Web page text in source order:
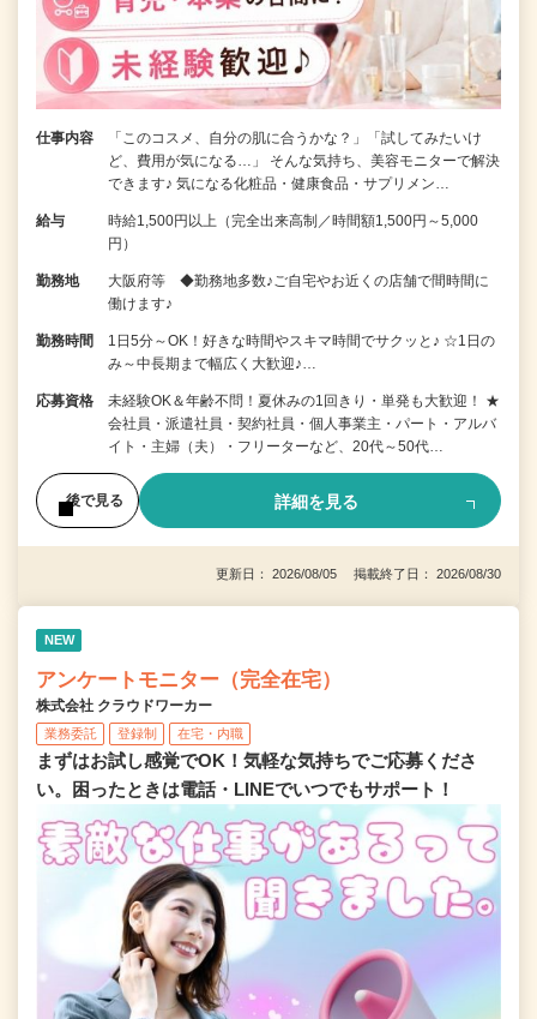
仕事内容
「このコスメ、自分の肌に合うかな？」「試してみたいけ
ど、費用が気になる…」 そんな気持ち、美容モニターで解決
できます♪ 気になる化粧品・健康食品・サプリメン…
給与
時給1,500円以上（完全出来高制／時間額1,500円～5,000
円）
勤務地
大阪府等 ◆勤務地多数♪ご自宅やお近くの店舗で間時間に
働けます♪
勤務時間
1日5分～OK！好きな時間やスキマ時間でサクッと♪ ☆1日の
み～中長期まで幅広く大歓迎♪…
応募資格
未経験OK＆年齢不問！夏休みの1回きり・単発も大歓迎！ ★
会社員・派遣社員・契約社員・個人事業主・パート・アルバ
イト・主婦（夫）・フリーターなど、20代～50代…
後で見る 詳細を見る
更新日： 2026/08/05 掲載終了日： 2026/08/30
NEW
アンケートモニター（完全在宅）
株式会社 クラウドワーカー
業務委託 登録制 在宅・内職
まずはお試し感覚でOK！気軽な気持ちでご応募くださ
い。困ったときは電話・LINEでいつでもサポート！